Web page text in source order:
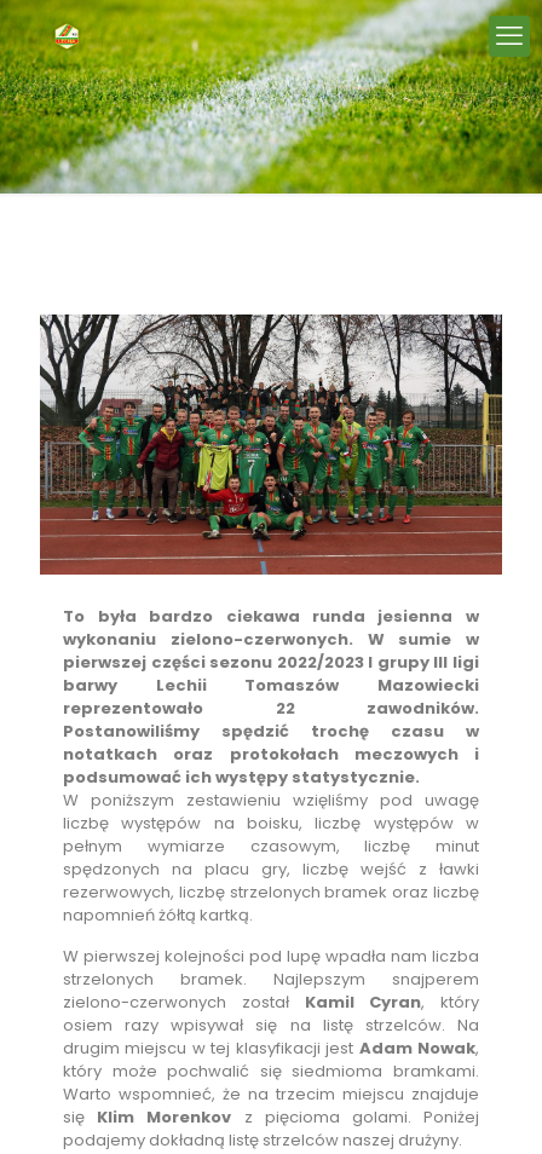
To była bardzo ciekawa runda jesienna w
wykonaniu zielono-czerwonych. W sumie w
pierwszej części sezonu 2022/2023 I grupy III ligi
barwy Lechii Tomaszów Mazowiecki
reprezentowało 22 zawodników.
Postanowiliśmy spędzić trochę czasu w
notatkach oraz protokołach meczowych i
podsumować ich występy statystycznie.
W poniższym zestawieniu wzięliśmy pod uwagę
liczbę występów na boisku, liczbę występów w
pełnym wymiarze czasowym, liczbę minut
spędzonych na placu gry, liczbę wejść z ławki
rezerwowych, liczbę strzelonych bramek oraz liczbę
napomnień żółtą kartką.
W pierwszej kolejności pod lupę wpadła nam liczba
strzelonych bramek. Najlepszym snajperem
zielono-czerwonych został Kamil Cyran, który
osiem razy wpisywał się na listę strzelców. Na
drugim miejscu w tej klasyfikacji jest Adam Nowak,
który może pochwalić się siedmioma bramkami.
Warto wspomnieć, że na trzecim miejscu znajduje
się Klim Morenkov z pięcioma golami. Poniżej
podajemy dokładną listę strzelców naszej drużyny.